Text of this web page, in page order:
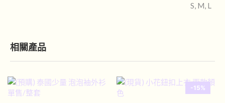
S, M, L
相關產品
-15%